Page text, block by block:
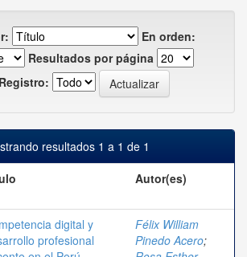
En orden:
Resultados por página
resultados 1 a 1 de 1
Autor(es)
digital y
profesional
Félix William
Pinedo Acero;